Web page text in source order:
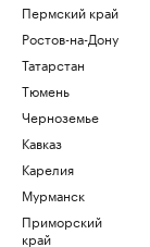
Пермский край
Ростов-на-Дону
Татарстан
Тюмень
Черноземье
Кавказ
Карелия
Мурманск
Приморский
край